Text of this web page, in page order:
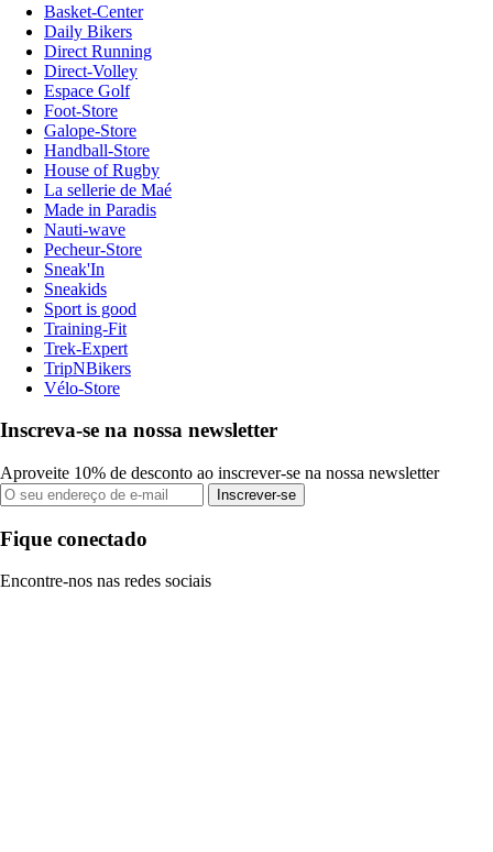
Basket-Center
Daily Bikers
Direct Running
Direct-Volley
Espace Golf
Foot-Store
Galope-Store
Handball-Store
House of Rugby
La sellerie de Maé
Made in Paradis
Nauti-wave
Pecheur-Store
Sneak'In
Sneakids
Sport is good
Training-Fit
Trek-Expert
TripNBikers
Vélo-Store
Inscreva-se na nossa newsletter
Aproveite 10% de desconto ao inscrever-se na nossa newsletter
Inscrever-se
Fique conectado
Encontre-nos nas redes sociais